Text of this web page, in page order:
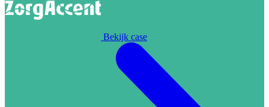
Bekijk case